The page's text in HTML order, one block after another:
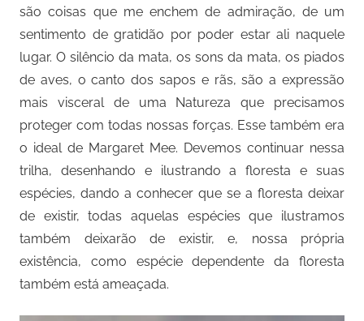
são coisas que me enchem de admiração, de um
sentimento de gratidão por poder estar ali naquele
lugar. O silêncio da mata, os sons da mata, os piados
de aves, o canto dos sapos e rãs, são a expressão
mais visceral de uma Natureza que precisamos
proteger com todas nossas forças. Esse também era
o ideal de Margaret Mee. Devemos continuar nessa
trilha, desenhando e ilustrando a floresta e suas
espécies, dando a conhecer que se a floresta deixar
de existir, todas aquelas espécies que ilustramos
também deixarão de existir, e, nossa própria
existência, como espécie dependente da floresta
também está ameaçada.